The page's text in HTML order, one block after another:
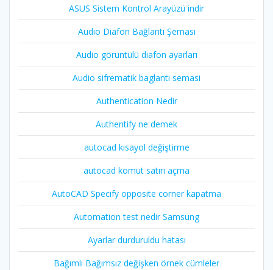
ASUS Sistem Kontrol Arayüzü indir
Audio Diafon Bağlantı Şeması
Audio görüntülü diafon ayarları
Audio sifrematik baglanti semasi
Authentication Nedir
Authentify ne demek
autocad kısayol değiştirme
autocad komut satırı açma
AutoCAD Specify opposite corner kapatma
Automation test nedir Samsung
Ayarlar durduruldu hatası
Bağımlı Bağımsız değişken örnek cümleler